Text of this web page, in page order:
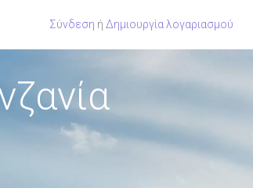
Σύνδεση ή Δημιουργία λογαριασμού